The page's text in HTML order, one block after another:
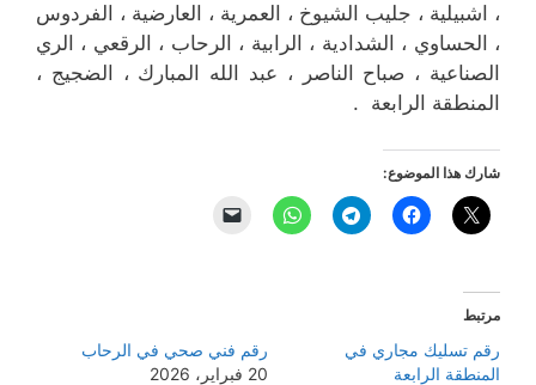
، اشبيلية ، جليب الشيوخ ، العمرية ، العارضية ، الفردوس
، الحساوي ، الشدادية ، الرابية ، الرحاب ، الرقعي ، الري
الصناعية ، صباح الناصر ، عبد الله المبارك ، الضجيج ،
المنطقة الرابعة .
شارك هذا الموضوع:
مرتبط
رقم تسليك مجاري في
المنطقة الرابعة
رقم فني صحي في الرحاب
20 فبراير، 2026